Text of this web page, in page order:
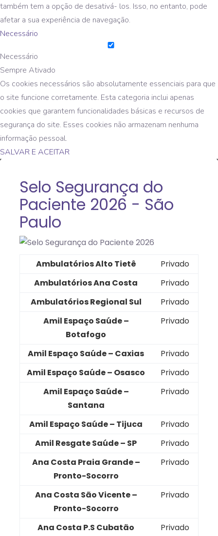
também tem a opção de desativá- los. Isso, no entanto, pode
afetar a sua experiência de navegação.
Necessário
Necessário
Sempre Ativado
Os cookies necessários são absolutamente essenciais para que
o site funcione corretamente. Esta categoria inclui apenas
cookies que garantem funcionalidades básicas e recursos de
segurança do site. Esses cookies não armazenam nenhuma
informação pessoal.
SALVAR E ACEITAR
Selo Segurança do
Paciente 2026 - São
Paulo
Ambulatórios Alto Tietê
Privado
Ambulatórios Ana Costa
Privado
Ambulatórios Regional Sul
Privado
Amil Espaço Saúde –
Botafogo
Privado
Amil Espaço Saúde – Caxias
Privado
Amil Espaço Saúde – Osasco
Privado
Amil Espaço Saúde –
Santana
Privado
Amil Espaço Saúde – Tijuca
Privado
Amil Resgate Saúde – SP
Privado
Ana Costa Praia Grande –
Pronto-Socorro
Privado
Ana Costa São Vicente –
Pronto-Socorro
Privado
Ana Costa P.S Cubatão Privado